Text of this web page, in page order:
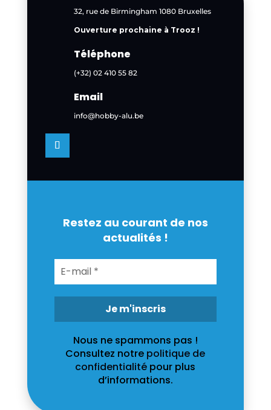
32, rue de Birmingham 1080 Bruxelles
Ouverture prochaine à Trooz !
Téléphone
(+32) 02 410 55 82
Email
info@hobby-alu.be
Restez au courant de nos
actualités !
Nous ne spammons pas !
Consultez notre politique de
confidentialité pour plus
d’informations.